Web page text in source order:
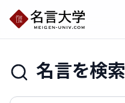
名言を検索